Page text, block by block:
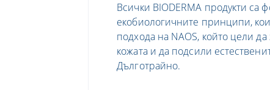
Всички BIODERMA продукти са
екобиологичните принципи,
подхода на NAOS, който цели да
кожата и да подсили
Дълготрайно.